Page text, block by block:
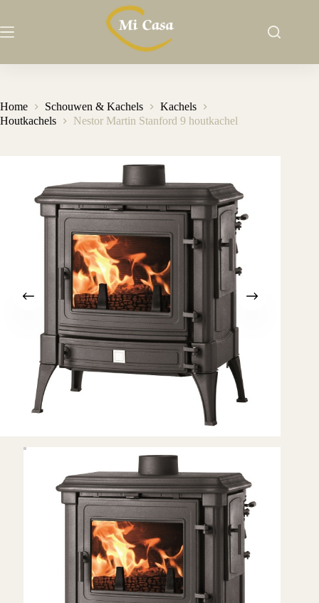
de
Home Schouwen & Kachels
Kachels
Houtkachels
Nestor Martin Stanford 9 houtkachel